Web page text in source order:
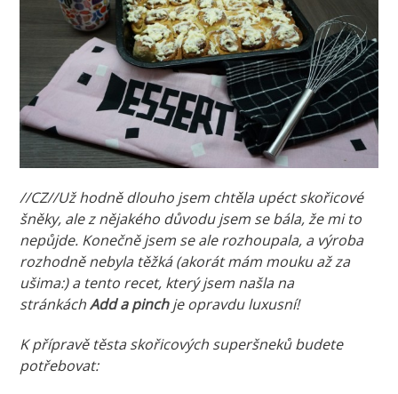
//CZ//Už hodně dlouho jsem chtěla upéct skořicové
šněky, ale z nějakého důvodu jsem se bála, že mi to
nepůjde. Konečně jsem se ale rozhoupala, a výroba
rozhodně nebyla těžká (akorát mám mouku až za
ušima:) a tento recet, který jsem našla na
stránkáchAdd a pinch je opravdu luxusní!
K přípravě těsta skořicových superšneků budete
potřebovat: